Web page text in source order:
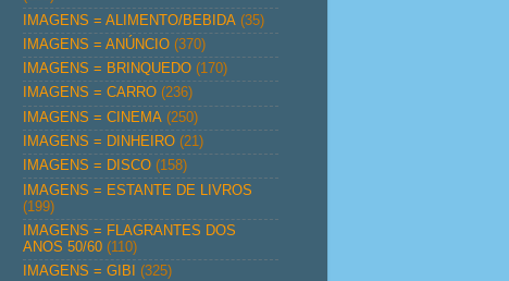
IMAGENS = ALIMENTO/BEBIDA (35)
IMAGENS = ANÚNCIO (370)
IMAGENS = BRINQUEDO (170)
IMAGENS = CARRO (236)
IMAGENS = CINEMA (250)
IMAGENS = DINHEIRO (21)
IMAGENS = DISCO (158)
IMAGENS = ESTANTE DE LIVROS
(199)
IMAGENS = FLAGRANTES DOS
ANOS 50/60 (110)
IMAGENS = GIBI
(325)